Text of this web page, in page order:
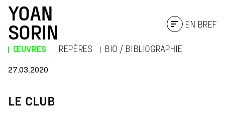
YOAN
SORIN
ŒUVRES REPÈRES BIO / BIBLIOGRAPHIE
EN BREF
27.03.2020
LE CLUB